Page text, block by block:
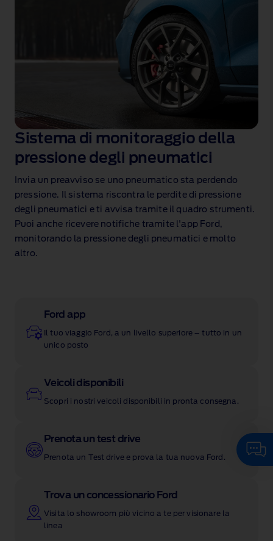
Sistema di monitoraggio della
pressione degli pneumatici
Invia un preavviso se uno pneumatico sta perdendo
pressione. Il sistema riscontra le perdite di pressione
degli pneumatici e ti avvisa tramite il quadro strumenti.
Puoi anche ricevere notifiche tramite l'app Ford,
monitorando la pressione degli pneumatici e molto
altro.
Ford app
Il tuo viaggio Ford, a un livello superiore – tutto in un
unico posto
Veicoli disponibili
Scopri i nostri veicoli disponibili in pronta consegna.
Prenota un test drive
Prenota un Test drive e prova la tua nuova Ford.
Trova un concessionario Ford
Visita lo showroom più vicino a te per visionare la
linea
Clicca qui per chattare con
l'assistente Virtuale AI Ford.